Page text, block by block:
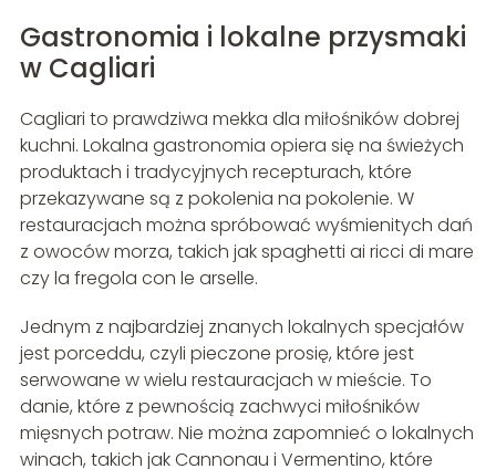
Gastronomia i lokalne przysmaki
w Cagliari
Cagliari to prawdziwa mekka dla miłośników dobrej
kuchni. Lokalna gastronomia opiera się na świeżych
produktach i tradycyjnych recepturach, które
przekazywane są z pokolenia na pokolenie. W
restauracjach można spróbować wyśmienitych dań
z owoców morza, takich jak spaghetti ai ricci di mare
czy la fregola con le arselle.
Jednym z najbardziej znanych lokalnych specjałów
jest porceddu, czyli pieczone prosię, które jest
serwowane w wielu restauracjach w mieście. To
danie, które z pewnością zachwyci miłośników
mięsnych potraw. Nie można zapomnieć o lokalnych
winach, takich jak Cannonau i Vermentino, które